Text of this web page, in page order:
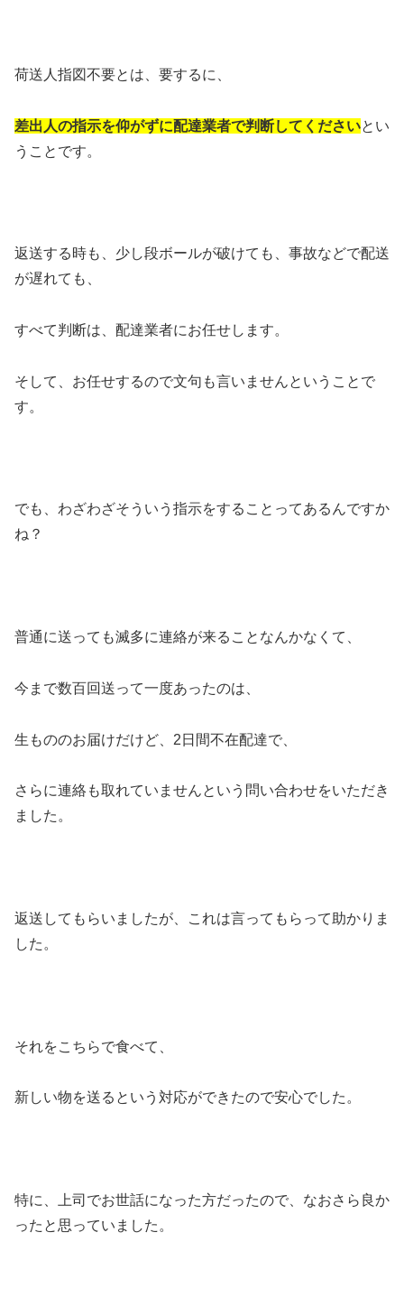
荷送人指図不要とは、要するに、
差出人の指示を仰がずに配達業者で判断してくださいとい
うことです。
返送する時も、少し段ボールが破けても、事故などで配送
が遅れても、
すべて判断は、配達業者にお任せします。
そして、お任せするので文句も言いませんということで
す。
でも、わざわざそういう指示をすることってあるんですか
ね？
普通に送っても滅多に連絡が来ることなんかなくて、
今まで数百回送って一度あったのは、
生もののお届けだけど、2日間不在配達で、
さらに連絡も取れていませんという問い合わせをいただき
ました。
返送してもらいましたが、これは言ってもらって助かりま
した。
それをこちらで食べて、
新しい物を送るという対応ができたので安心でした。
特に、上司でお世話になった方だったので、なおさら良か
ったと思っていました。